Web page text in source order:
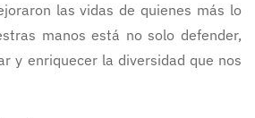
las vidas de quienes más lo
manos está no solo defender,
y enriquecer la diversidad que nos